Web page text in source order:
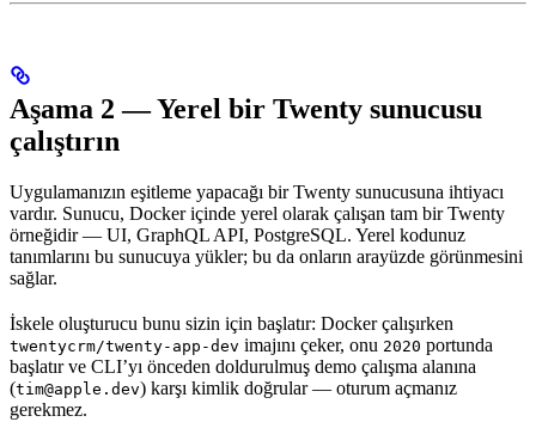
Aşama 2 — Yerel bir Twenty sunucusu
çalıştırın
Uygulamanızın eşitleme yapacağı bir Twenty sunucusuna ihtiyacı
vardır. Sunucu, Docker içinde yerel olarak çalışan tam bir Twenty
örneğidir — UI, GraphQL API, PostgreSQL. Yerel kodunuz
tanımlarını bu sunucuya yükler; bu da onların arayüzde görünmesini
sağlar.
İskele oluşturucu bunu sizin için başlatır: Docker çalışırken
twentycrm/twenty-app-dev imajını çeker, onu 2020 portunda
başlatır ve CLI’yı önceden doldurulmuş demo çalışma alanına
(tim@apple.dev) karşı kimlik doğrular — oturum açmanız
gerekmez.